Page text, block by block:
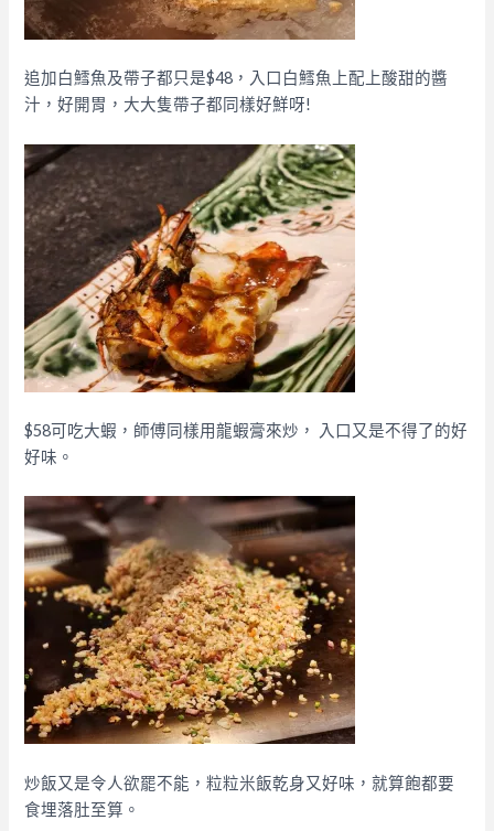
追加白鱈魚及帶子都只是$48，入口白鱈魚上配上酸甜的醬
汁，好開胃，大大隻帶子都同樣好鮮呀!
$58可吃大蝦，師傅同樣用龍蝦膏來炒， 入口又是不得了的好
好味。
炒飯又是令人欲罷不能，粒粒米飯乾身又好味，就算飽都要
食埋落肚至算。